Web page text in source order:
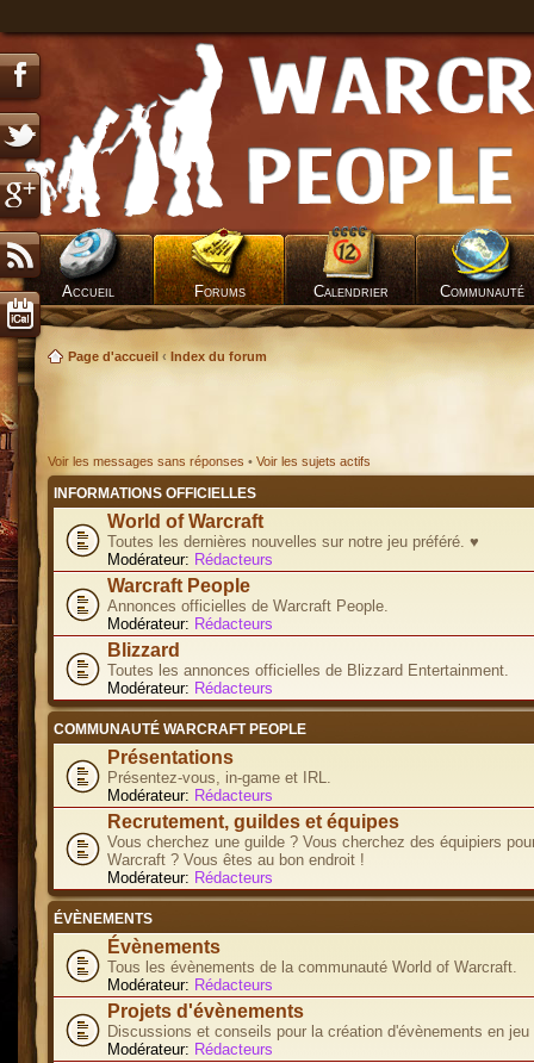
Accueil Forums Calendrier Communauté
Page d'accueil ‹ Index du forum
Voir les messages sans réponses • Voir les sujets actifs
INFORMATIONS OFFICIELLES
World of Warcraft
Toutes les dernières nouvelles sur notre jeu préféré. ♥
Modérateur: Rédacteurs
Warcraft People
Annonces officielles de Warcraft People.
Modérateur: Rédacteurs
Blizzard
Toutes les annonces officielles de Blizzard Entertainment.
Modérateur: Rédacteurs
COMMUNAUTÉ WARCRAFT PEOPLE
Présentations
Présentez-vous, in-game et IRL.
Modérateur: Rédacteurs
Recrutement, guildes et équipes
Vous cherchez une guilde ? Vous cherchez des équipiers
Warcraft ? Vous êtes au bon endroit !
Modérateur: Rédacteurs
ÉVÈNEMENTS
Évènements
Tous les évènements de la communauté World of Warcraft.
Modérateur: Rédacteurs
Projets d'évènements
Discussions et conseils pour la création d'évènements en jeu
Modérateur: Rédacteurs